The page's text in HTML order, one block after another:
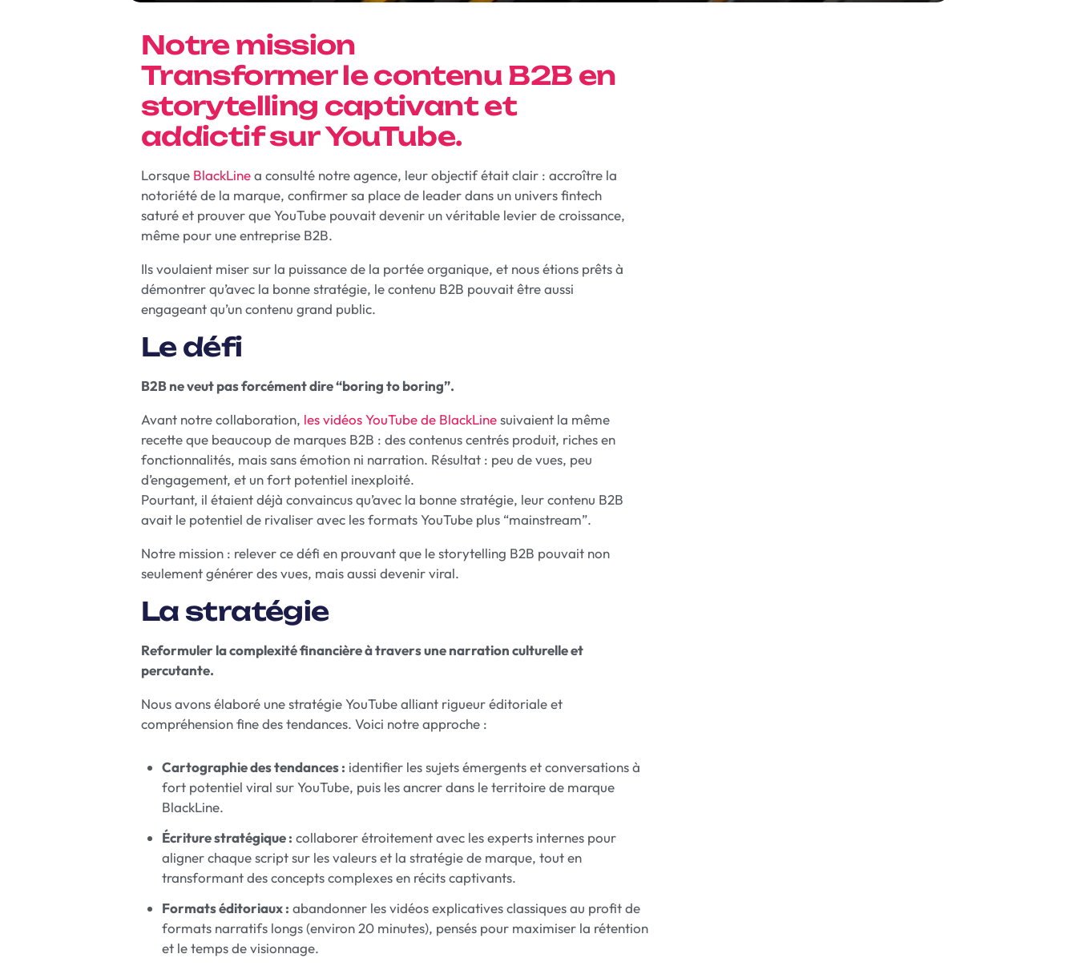
Notre mission
Transformer le contenu B2B en
storytelling captivant et
addictif sur YouTube.
Lorsque BlackLinea consulté notre agence, leur objectif était clair : accroître la
notoriété de la marque, confirmer sa place de leader dans un univers fintech
saturé et prouver que YouTube pouvait devenir un véritable levier de croissance,
même pour une entreprise B2B.
Ils voulaient miser sur la puissance de la portée organique, et nous étions prêts à
démontrer qu’avec la bonne stratégie, le contenu B2B pouvait être aussi
engageant qu’un contenu grand public.
Le défi
B2B ne veut pas forcément dire “boring to boring”.
Avant notre collaboration, les vidéos YouTube de BlackLinesuivaient la même
recette que beaucoup de marques B2B : des contenus centrés produit, riches en
fonctionnalités, mais sans émotion ni narration. Résultat : peu de vues, peu
d’engagement, et un fort potentiel inexploité.
Pourtant, il étaient déjà convaincus qu’avec la bonne stratégie, leur contenu B2B
avait le potentiel de rivaliser avec les formats YouTube plus “mainstream”.
Notre mission : relever ce défi en prouvant que le storytelling B2B pouvait non
seulement générer des vues, mais aussi devenir viral.
La stratégie
Reformuler la complexité financière à travers une narration culturelle et
percutante.
Nous avons élaboré une stratégie YouTube alliant rigueur éditoriale et
compréhension fine des tendances. Voici notre approche :
Cartographie des tendances : identifier les sujets émergents et conversations à
fort potentiel viral sur YouTube, puis les ancrer dans le territoire de marque
BlackLine.
Écriture stratégique : collaborer étroitement avec les experts internes pour
aligner chaque script sur les valeurs et la stratégie de marque, tout en
transformant des concepts complexes en récits captivants.
Formats éditoriaux : abandonner les vidéos explicatives classiques au profit de
formats narratifs longs (environ 20 minutes), pensés pour maximiser la rétention
et le temps de visionnage.